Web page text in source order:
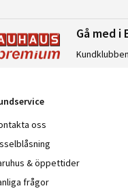
Gå med i
oss
& öppettider
frågor